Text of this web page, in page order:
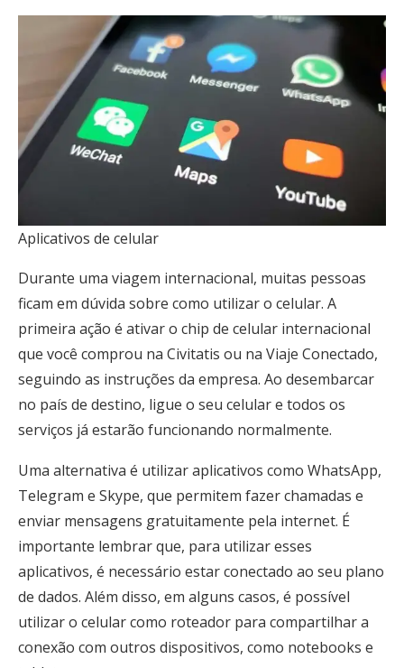
Aplicativos de celular
Durante uma viagem internacional, muitas pessoas
ficam em dúvida sobre como utilizar o celular. A
primeira ação é ativar o chip de celular internacional
que você comprou na Civitatis ou na Viaje Conectado,
seguindo as instruções da empresa. Ao desembarcar
no país de destino, ligue o seu celular e todos os
serviços já estarão funcionando normalmente.
Uma alternativa é utilizar aplicativos como WhatsApp,
Telegram e Skype, que permitem fazer chamadas e
enviar mensagens gratuitamente pela internet. É
importante lembrar que, para utilizar esses
aplicativos, é necessário estar conectado ao seu plano
de dados. Além disso, em alguns casos, é possível
utilizar o celular como roteador para compartilhar a
conexão com outros dispositivos, como notebooks e